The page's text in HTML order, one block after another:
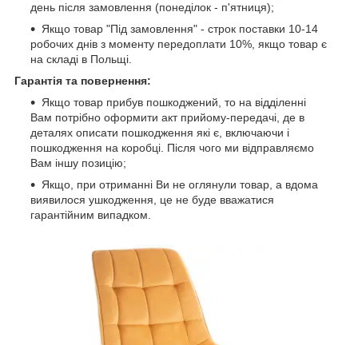
день після замовлення (понеділок - п'ятниця);
Якщо товар "Під замовлення" - строк поставки 10-14
робочих днів з моменту передоплати 10%, якщо товар є
на складі в Польщі.
Гарантія та повернення:
Якщо товар прибув пошкоджений, то на відділенні
Вам потрібно оформити акт прийому-передачі, де в
деталях описати пошкодження які є, включаючи і
пошкодження на коробці. Після чого ми відправляємо
Вам іншу позицію;
Якщо, при отриманні Ви не оглянули товар, а вдома
виявилося ушкодження, це не буде вважатися
гарантійним випадком.